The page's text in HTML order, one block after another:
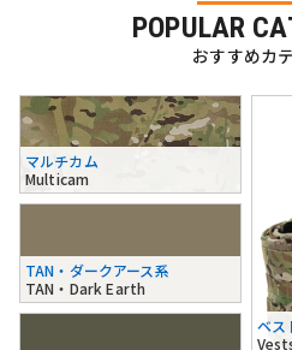
POPULAR
おすすめカ
マルチカム
Multicam
TAN・ダークアース系
TAN・Dark Earth
ベス